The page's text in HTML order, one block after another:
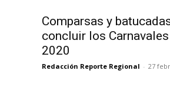
Comparsas y
concluir los
2020
Redacción Reporte Regional - 27